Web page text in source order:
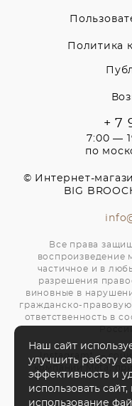
Политика
+ 7
7:00 —
по
© Интернет-
BIG
Все права
воспроизведение
частичное и в
разрешения
виновные в
гражданско-
ответственность в
Instagram* —
компании Meta,
Наш сайт
улучшить работу
эффективность и
использовать
использование